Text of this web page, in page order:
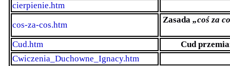
cierpienie.htm
cos-za-cos.htm
Zasada„coś za
Cud.htm
Cud
Cwiczenia_Duchowne_Ignacy.htm